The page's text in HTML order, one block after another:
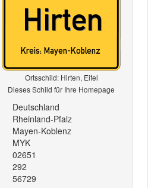
Ortsschild: Hirten, Eifel
Dieses Schild für Ihre Homepage
Deutschland
Rheinland-Pfalz
Mayen-Koblenz
MYK
02651
292
56729